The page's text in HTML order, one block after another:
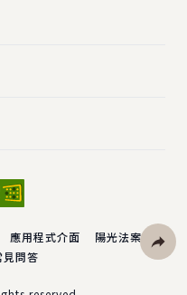
應用程式介面
陽光法案
見問答